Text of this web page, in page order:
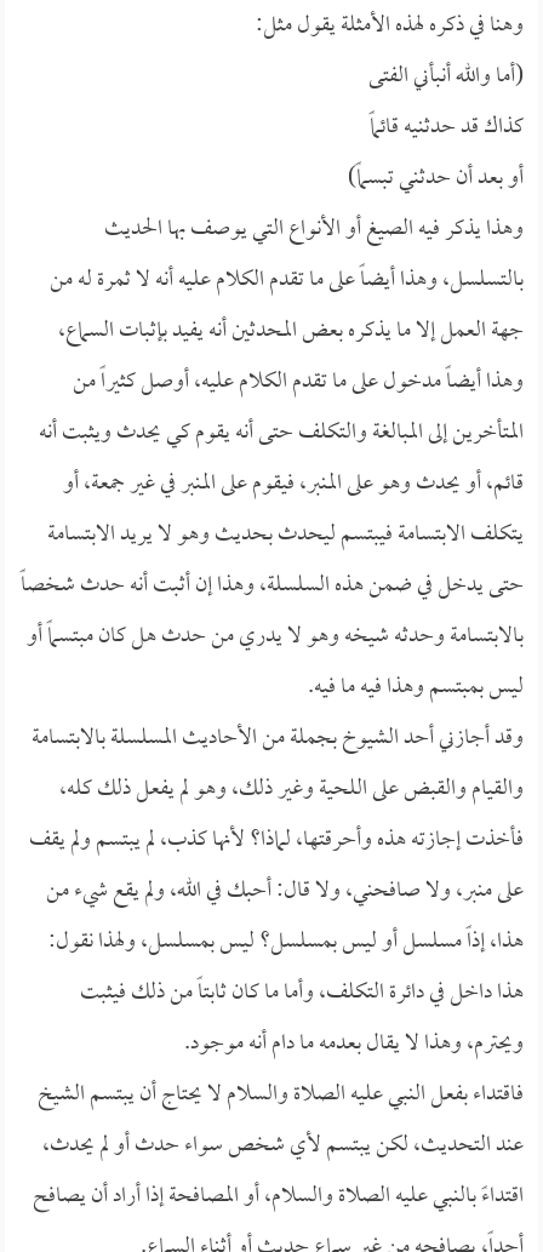
وهنا في ذكره لهذه الأمثلة يقول مثل:
(أما والله أنبأني الفتى
كذاك قد حدثنيه قائماً
أو بعد أن حدثني تبسماً)
وهذا يذكر فيه الصيغ أو الأنواع التي يوصف بها الحديث
بالتسلسل، وهذا أيضاً على ما تقدم الكلام عليه أنه لا ثمرة له من
جهة العمل إلا ما يذكره بعض المحدثين أنه يفيد بإثبات السماع،
وهذا أيضاً مدخول على ما تقدم الكلام عليه، أوصل كثيراً من
المتأخرين إلى المبالغة والتكلف حتى أنه يقوم كي يحدث ويثبت أنه
قائم، أو يحدث وهو على المنبر، فيقوم على المنبر في غير جمعة، أو
يتكلف الابتسامة فيبتسم ليحدث بحديث وهو لا يريد الابتسامة
حتى يدخل في ضمن هذه السلسلة، وهذا إن أثبت أنه حدث شخصاً
بالابتسامة وحدثه شيخه وهو لا يدري من حدث هل كان مبتسماً أو
ليس بمبتسم وهذا فيه ما فيه.
وقد أجازني أحد الشيوخ بجملة من الأحاديث المسلسلة بالابتسامة
والقيام والقبض على اللحية وغير ذلك، وهو لم يفعل ذلك كله،
فأخذت إجازته هذه وأحرقتها، لماذا؟ لأنها كذب، لم يبتسم ولم يقف
على منبر، ولا صافحني، ولا قال: أحبك في الله، ولم يقع شيء من
هذا، إذاً مسلسل أو ليس بمسلسل؟ ليس بمسلسل، ولهذا نقول:
هذا داخل في دائرة التكلف، وأما ما كان ثابتاً من ذلك فيثبت
ويحترم، وهذا لا يقال بعدمه ما دام أنه موجود.
فاقتداء بفعل النبي عليه الصلاة والسلام لا يحتاج أن يبتسم الشيخ
عند التحديث، لكن يبتسم لأي شخص سواء حدث أو لم يحدث،
اقتداءً بالنبي عليه الصلاة والسلام، أو المصافحة إذا أراد أن يصافح